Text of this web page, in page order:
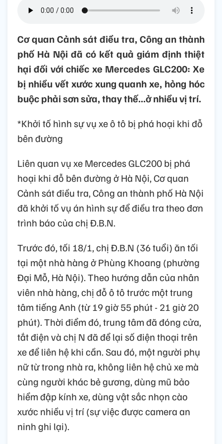
Cơ quan Cảnh sát điều tra, Công an thành
phố Hà Nội đã có kết quả giám định thiệt
hại đối với chiếc xe Mercedes GLC200: Xe
bị nhiều vết xước xung quanh xe, hỏng hóc
buộc phải sơn sửa, thay thế...ở nhiều vị trí.
*Khởi tố hình sự vụ xe ô tô bị phá hoại khi đỗ
bên đường
Liên quan vụ xe Mercedes GLC200 bị phá
hoại khi đỗ bên đường ở Hà Nội, Cơ quan
Cảnh sát điều tra, Công an thành phố Hà Nội
đã khởi tố vụ án hình sự để điều tra theo đơn
trình báo của chị Đ.B.N.
Trước đó, tối 18/1, chị Đ.B.N (36 tuổi) ăn tối
tại một nhà hàng ở Phùng Khoang (phường
Đại Mỗ, Hà Nội). Theo hướng dẫn của nhân
viên nhà hàng, chị đỗ ô tô trước một trung
tâm tiếng Anh (từ 19 giờ 55 phút - 21 giờ 20
phút). Thời điểm đó, trung tâm đã đóng cửa,
tắt điện và chị N đã để lại số điện thoại trên
xe để liên hệ khi cần. Sau đó, một người phụ
nữ từ trong nhà ra, không liên hệ chủ xe mà
cùng người khác bẻ gương, dùng mũ bảo
hiểm đập kính xe, dùng vật sắc nhọn cào
xước nhiều vị trí (sự việc được camera an
ninh ghi lại).